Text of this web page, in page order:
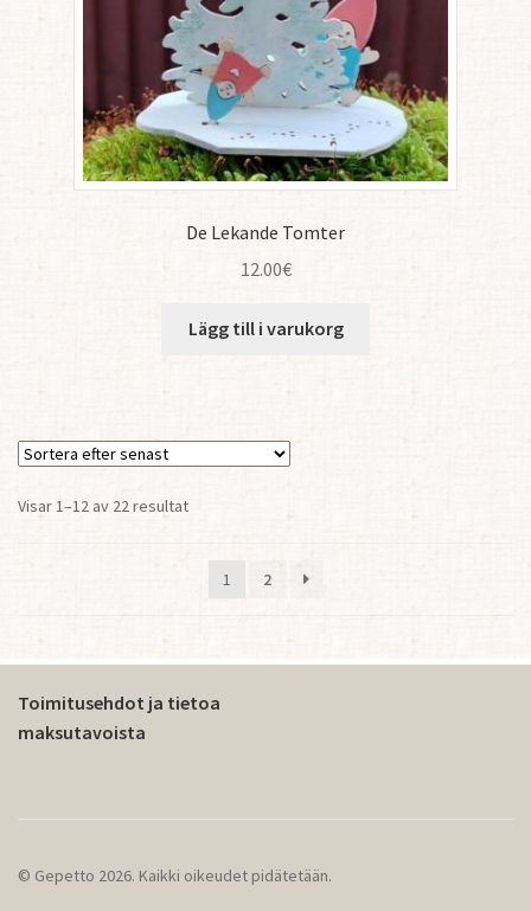
De Lekande Tomter
12.00€
Lägg till i varukorg
Visar 1–12 av 22 resultatSortera
senaste
1
2
Toimitusehdot ja tietoa
maksutavoista
© Gepetto 2026. Kaikki oikeudet pidätetään.